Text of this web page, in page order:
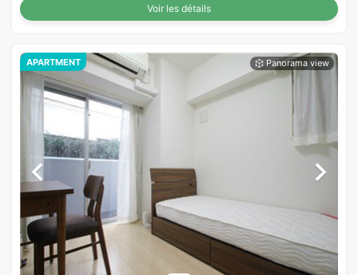
Voir les détails
APARTMENT